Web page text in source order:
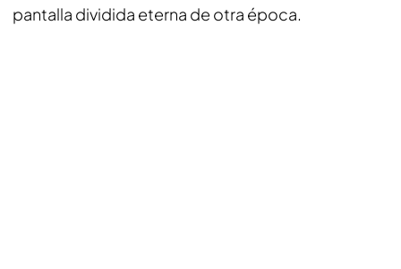
pantalla dividida eterna de otra época.